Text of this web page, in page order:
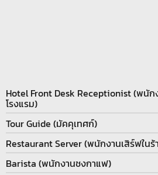
Hotel Front Desk Receptionist (พนั
โรงแรม)
Tour Guide (มัคคุเทศก์)
Restaurant Server (พนักงานเสิร์ฟในร้
Barista (พนักงานชงกาแฟ)